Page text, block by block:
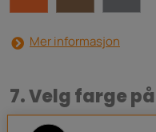
Mer informasjon
7. Velg farge